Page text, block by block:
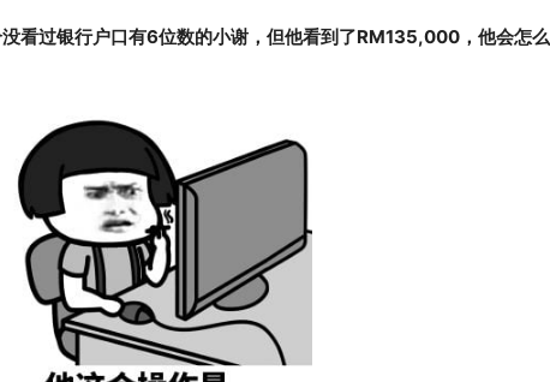
看过银行户口有6位数的小谢，但他看到了RM135,000，他会怎么